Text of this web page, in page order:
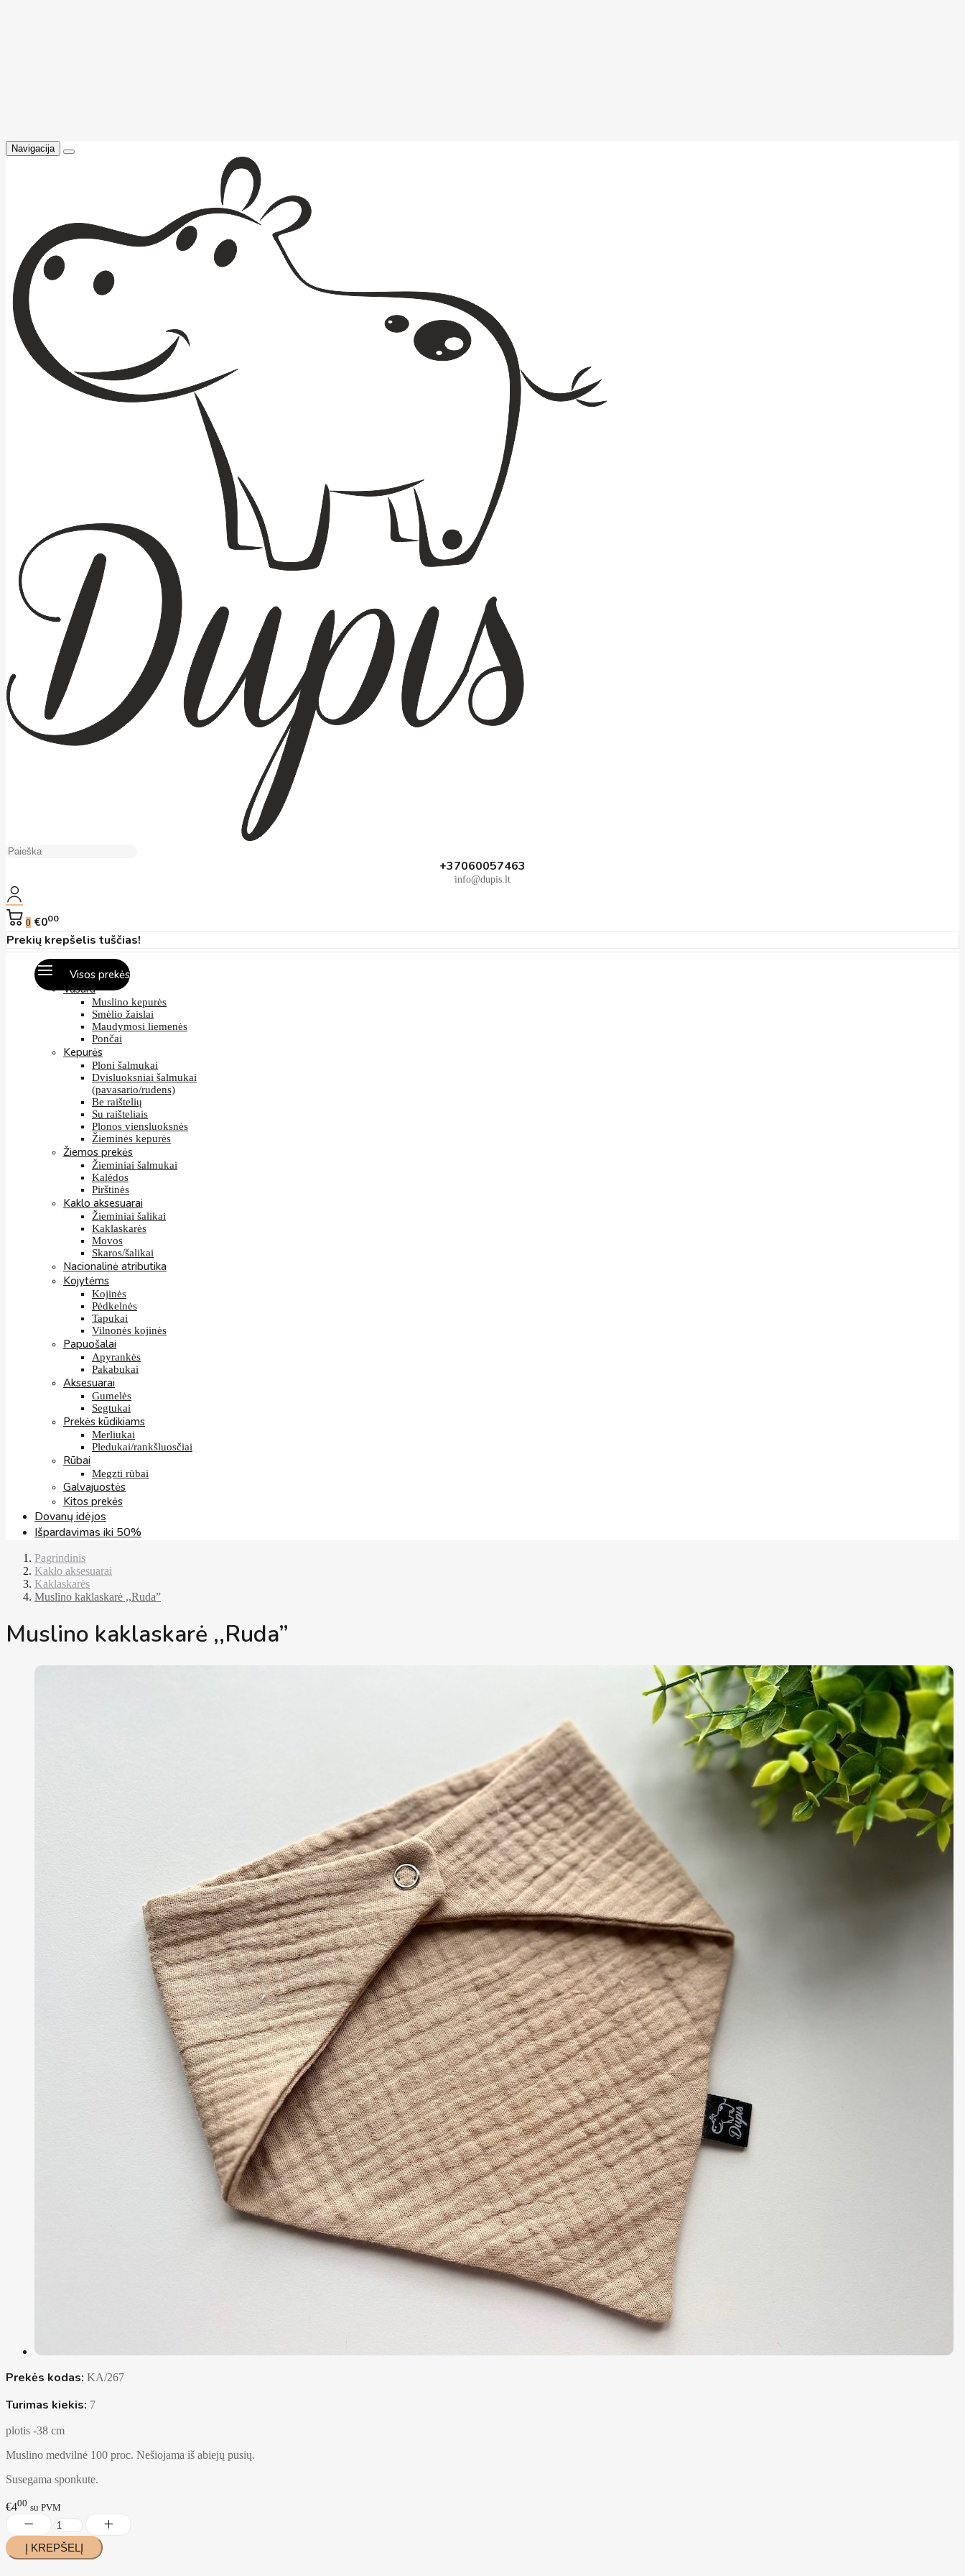
Navigacija
+37060057463
info@dupis.lt
0 €000
Prekių krepšelis tuščias!
Visos prekės
Vasara
Muslino kepurės
Smėlio žaislai
Maudymosi liemenės
Pončai
Kepurės
Ploni šalmukai
Dvisluoksniai šalmukai
(pavasario/rudens)
Be raištelių
Su raišteliais
Plonos viensluoksnės
Žieminės kepurės
Žiemos prekės
Žieminiai šalmukai
Kalėdos
Pirštinės
Kaklo aksesuarai
Žieminiai šalikai
Kaklaskarės
Movos
Skaros/šalikai
Nacionalinė atributika
Kojytėms
Kojinės
Pėdkelnės
Tapukai
Vilnonės kojinės
Papuošalai
Apyrankės
Pakabukai
Aksesuarai
Gumelės
Segtukai
Prekės kūdikiams
Merliukai
Pledukai/rankšluosčiai
Rūbai
Megzti rūbai
Galvajuostės
Kitos prekės
Dovanų idėjos
Išpardavimas iki 50%
Pagrindinis
Kaklo aksesuarai
Kaklaskarės
Muslino kaklaskarė ,,Ruda”
Muslino kaklaskarė ,,Ruda”
Prekės kodas: KA/267
Turimas kiekis: 7
plotis -38 cm
Muslino medvilnė 100 proc. Nešiojama iš abiejų pusių.
Susegama sponkute.
€400 su PVM